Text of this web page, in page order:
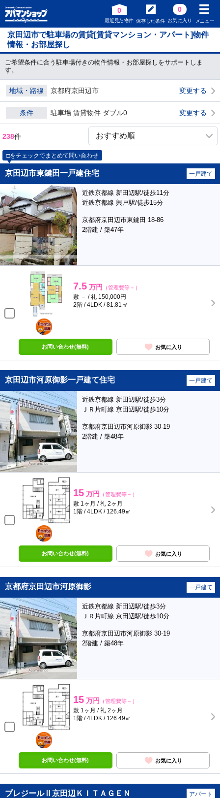
0
最近見た物件 保存した条件
0
お気に入り メニュー
京田辺市で駐車場の賃貸[賃貸マンション・アパート]物件
情報・お部屋探し
ご希望条件に合う駐車場付きの物件情報・お部屋探しをサポートしま
す。
地域・路線 京都府京田辺市 変更する
条件 駐車場 賃貸物件 ダブル0 変更する
238件
□をチェックでまとめて問い合わせ
京田辺市東鍵田一戸建住宅 一戸建て
近鉄京都線 新田辺駅/徒歩11分
近鉄京都線 興戸駅/徒歩15分
京都府京田辺市東鍵田 18-86
2階建 / 築47年
7.5 万円 （管理費等－）
敷 － / 礼 150,000円
2階 / 4LDK / 81.81㎡
ポンタ
部屋
お問い合わせ(無料) お気に入り
京田辺市河原御影一戸建て住宅 一戸建て
近鉄京都線 新田辺駅/徒歩3分
ＪＲ片町線 京田辺駅/徒歩10分
京都府京田辺市河原御影 30-19
2階建 / 築48年
15 万円 （管理費等－）
敷 1ヶ月 / 礼 2ヶ月
1階 / 4LDK / 126.49㎡
ポンタ
部屋
お問い合わせ(無料) お気に入り
京都府京田辺市河原御影 一戸建て
近鉄京都線 新田辺駅/徒歩3分
ＪＲ片町線 京田辺駅/徒歩10分
京都府京田辺市河原御影 30-19
2階建 / 築48年
15 万円 （管理費等－）
敷 1ヶ月 / 礼 2ヶ月
1階 / 4LDK / 126.49㎡
ポンタ
部屋
お問い合わせ(無料) お気に入り
プレジールⅡ京田辺ＫＩＴＡＧＥＮ アパート